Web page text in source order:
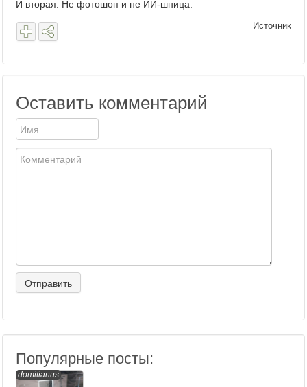
Видеотоп
И вторая. Не фотошоп и не ИИ-шница.
Источник
Оставить комментарий
Популярные посты:
domitianus